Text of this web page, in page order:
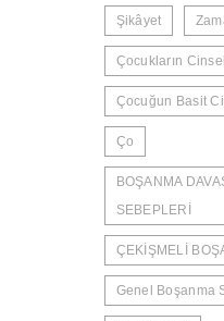
Şikâyet
Çocukların
Çocuğun Basit
Ço
BOŞANMA
SEBEPLERİ
ÇEKİŞMELİ
Genel Boşanma